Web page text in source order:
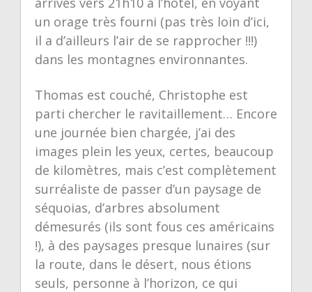
un orage très fourni (pas très loin d’ici,
il a d’ailleurs l’air de se rapprocher !!!)
dans les montagnes environnantes.
Thomas est couché, Christophe est
parti chercher le ravitaillement… Encore
une journée bien chargée, j’ai des
images plein les yeux, certes, beaucoup
de kilomètres, mais c’est complètement
surréaliste de passer d’un paysage de
séquoias, d’arbres absolument
démesurés (ils sont fous ces américains
!), à des paysages presque lunaires (sur
la route, dans le désert, nous étions
seuls, personne à l’horizon, ce qui